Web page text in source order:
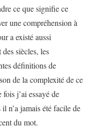
ce que signifie ce
une compréhension à
a existé aussi
siècles, les
définitions de
de la complexité de ce
j’ai essayé de
n’a jamais été facile de
du mot.